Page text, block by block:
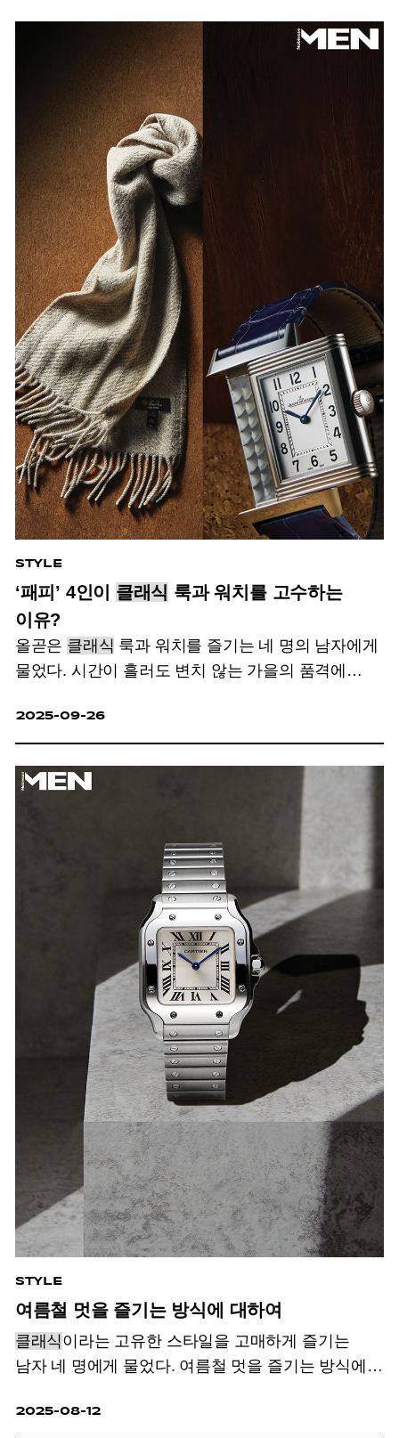
STYLE
‘패피’ 4인이 클래식 룩과 워치를 고수하는
이유?
올곧은 클래식 룩과 워치를 즐기는 네 명의 남자에게
물었다. 시간이 흘러도 변치 않는 가을의 품격에
2025-09-26
STYLE
여름철 멋을 즐기는 방식에 대하여
클래식이라는 고유한 스타일을 고매하게 즐기는
남자 네 명에게 물었다. 여름철 멋을 즐기는 방식에
2025-08-12